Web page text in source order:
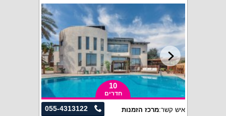
10
חדרים
055-4313122 איש קשר:מרכז הזמנות